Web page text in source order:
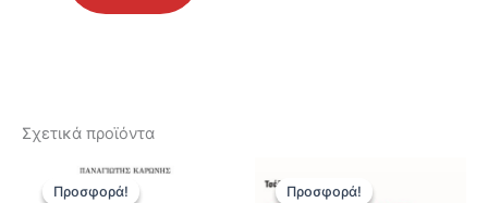
Σχετικά προϊόντα
Προσφορά!
Προσφορά! Προσφορά!
Προσφορά!